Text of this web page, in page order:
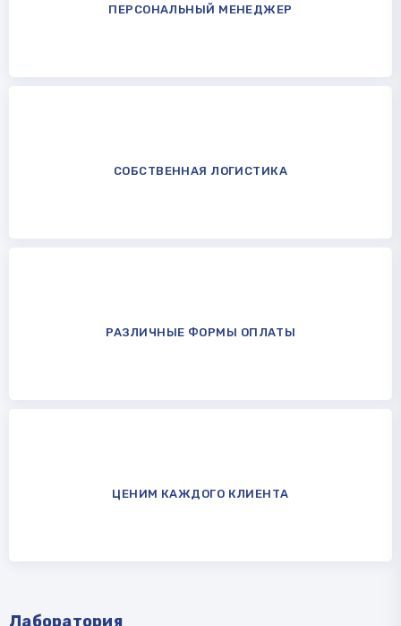
ПЕРСОНАЛЬНЫЙ МЕНЕДЖЕР
СОБСТВЕННАЯ ЛОГИСТИКА
РАЗЛИЧНЫЕ ФОРМЫ ОПЛАТЫ​
ЦЕНИМ КАЖДОГО КЛИЕНТА
Лаборатория